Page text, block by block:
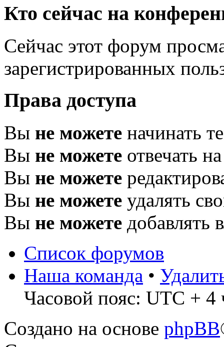
Кто сейчас на
Сейчас этот форум
зарегистрированных
Права доступа
Вы не можете начинать
Вы не можете отвечать
Вы не можете
Вы не можете удалять
Вы не можете добавлять
Список форумов
Наша команда •
Часовой пояс: UTC + 4
Создано на основе phpBB